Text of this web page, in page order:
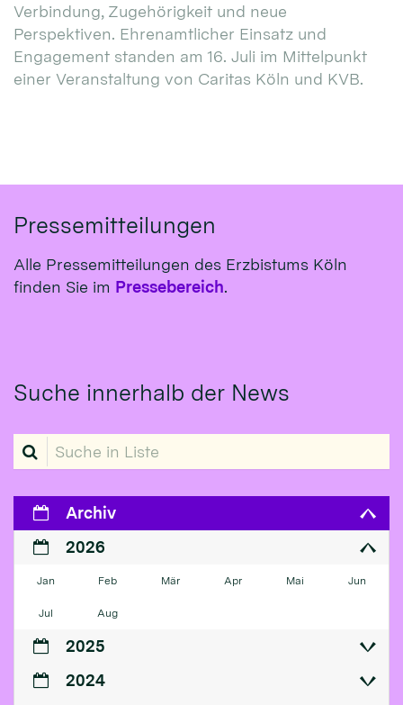
Verbindung, Zugehörigkeit und neue
Perspektiven. Ehrenamtlicher Einsatz und
Engagement standen am 16. Juli im Mittelpunkt
einer Veranstaltung von Caritas Köln und KVB.
Pressemitteilungen
Alle Pressemitteilungen des Erzbistums Köln
finden Sie im Pressebereich.
Suche innerhalb der News
Suche in Liste
Archiv
2026
Jan Feb Mär Apr Mai Jun
Jul Aug
2025
2024